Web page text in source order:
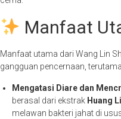
Manfaat
Manfaat utama dari Wang Lin
gangguan pencernaan,
Mengatasi Diare dan
berasal dari ekstrak Huang
melawan bakteri jahat di